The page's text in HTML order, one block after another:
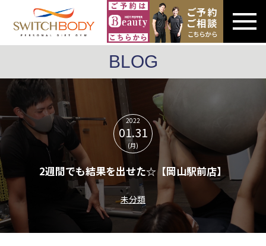
BLOG
2022
01.31
(月)
2週間でも結果を出せた☆【岡山駅前店】
未分類